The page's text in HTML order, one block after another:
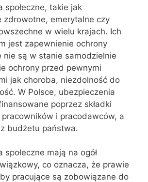
społeczne, takie jak
zdrowotne, emerytalne czy
w wielu krajach. Ich
jest zapewnienie ochrony
nie są w stanie samodzielnie
ochrony przed pewnymi
jak choroba, niezdolność do
W Polsce, ubezpieczenia
poprzez składki
pracowników i pracodawców, a
budżetu państwa.
społeczne mają na ogół
co oznacza, że prawie
pracujące są zobowiązane do